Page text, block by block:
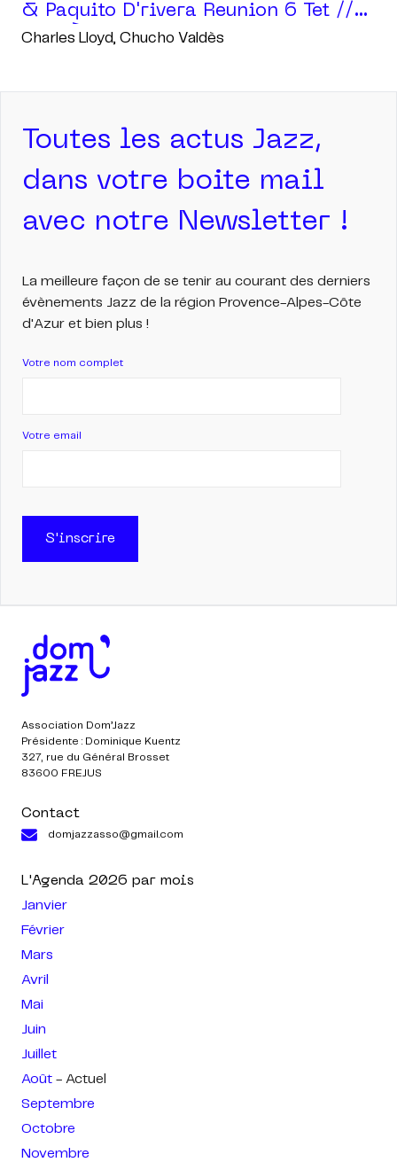
& Paquito D'rivera Reunion 6 Tet //
Jazz À Juan
Charles Lloyd, Chucho Valdès
Toutes les actus Jazz,
dans votre boite mail
avec notre Newsletter !
La meilleure façon de se tenir au courant des derniers
évènements Jazz de la région Provence-Alpes-Côte
d'Azur et bien plus !
Votre nom complet
Votre email
S'inscrire
Association Dom’Jazz
Présidente : Dominique Kuentz
327, rue du Général Brosset
83600 FREJUS
Contact
domjazzasso@gmail.com
L'Agenda 2026 par mois
Janvier
Février
Mars
Avril
Mai
Juin
Juillet
Août - Actuel
Septembre
Octobre
Novembre